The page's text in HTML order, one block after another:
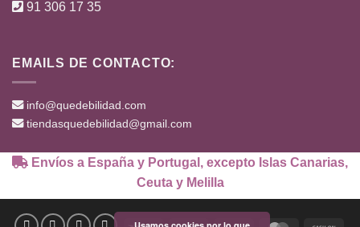
91 306 17 35
EMAILS DE CONTACTO:
info@quedebilidad.com
tiendasquedebilidad@gmail.com
Envíos a España y Portugal, excepto Islas Canarias,
Ceuta y Melilla